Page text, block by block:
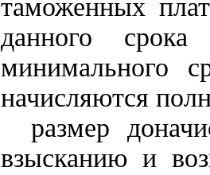
таможенных
данного
минимального
начисляются
размер
взысканию и